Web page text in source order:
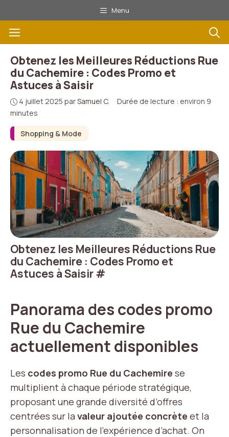
au
contenu
Menu
Menu
Shopping & Mode
Obtenez les Meilleures Réductions Rue
du Cachemire : Codes Promo et
Astuces à Saisir
4 juillet 2025 parSamuel C. · Durée de lecture : environ 9
minutes
Obtenez les Meilleures Réductions Rue
du Cachemire : Codes Promo et
Astuces à Saisir#
Panorama des codes promo
Rue du Cachemire
actuellement disponibles
Les codes promo Rue du Cachemire se
multiplient à chaque période stratégique,
proposant une grande diversité d’offres
centrées sur la valeur ajoutée concrète et la
personnalisation de l’expérience d’achat. On